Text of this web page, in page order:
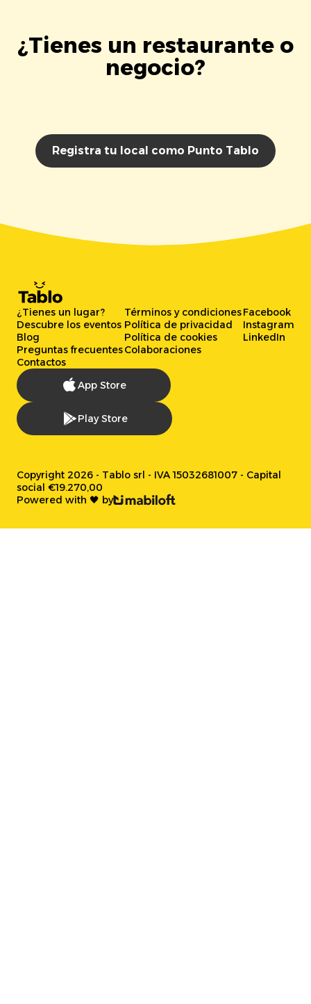
¿Tienes un restaurante o
negocio?
Registra tu local como Punto Tablo
¿Tienes un lugar?
Descubre los eventos
Blog
Preguntas frecuentes
Contactos
Términos y condiciones
Política de privacidad
Política de cookies
Colaboraciones
Facebook
Instagram
LinkedIn
App Store
Play Store
Copyright 2026 - Tablo srl - IVA 15032681007 - Capital
social €19.270,00
Powered with 🖤 by